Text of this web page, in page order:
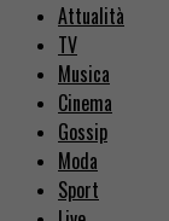
Attualità
TV
Musica
Cinema
Gossip
Moda
Sport